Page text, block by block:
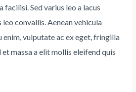
Sed varius leo a lacus
convallis. Aenean vehicula
enim, vulputate ac ex eget, fringilla
massa a elit mollis eleifend quis